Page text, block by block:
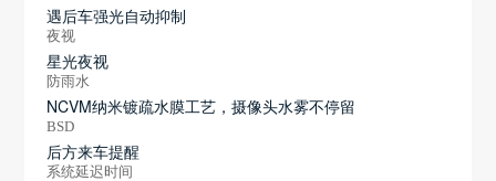
遇后车强光自动抑制
夜视
星光夜视
防雨水
NCVM纳米镀疏水膜工艺，摄像头水雾不停留
BSD
后方来车提醒
系统延迟时间